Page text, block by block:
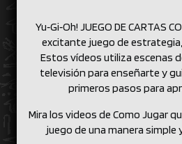
Yu‑Gi‑Oh! JUEGO DE CARTAS
excitante juego de
Estos vídeos utiliza escenas
televisión para enseñarte y
primeros pasos para
Mira los videos de Como Jugar
juego de una manera simple